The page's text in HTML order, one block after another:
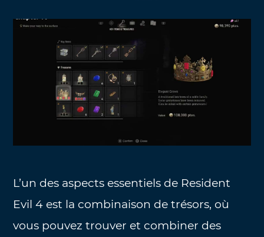
L’un des aspects essentiels de Resident
Evil 4 est la combinaison de trésors, où
vous pouvez trouver et combiner des